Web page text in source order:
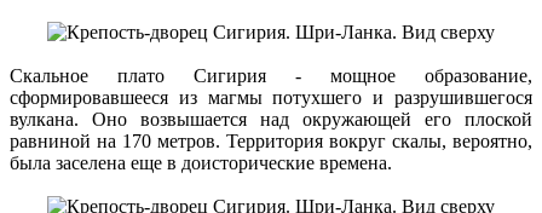
Скальное плато Сигирия - мощное образование,
сформировавшееся из магмы потухшего и разрушившегося
вулкана. Оно возвышается над окружающей его плоской
равниной на 170 метров. Территория вокруг скалы, вероятно,
была заселена еще в доисторические времена.